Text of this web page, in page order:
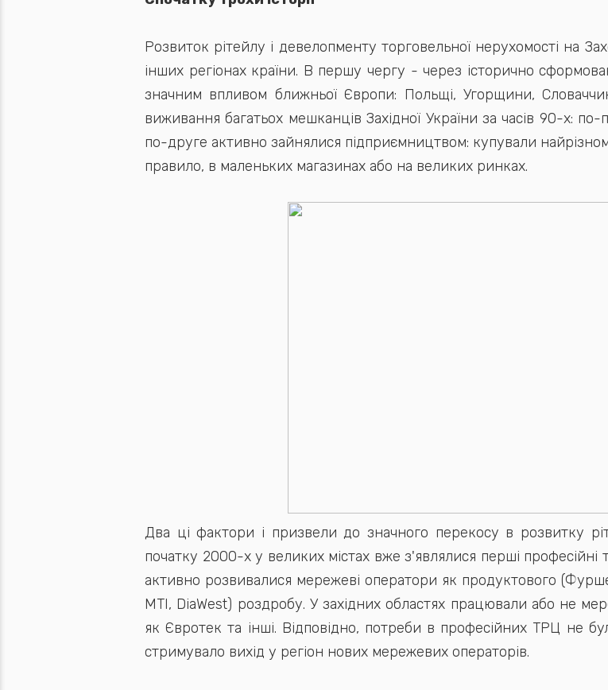
Розвиток рітейлу і девелопменту торговельної нерухомості на
інших регіонах країни. В першу чергу - через історично
значним впливом ближньої Європи: Польщі, Угорщини,
виживання багатьох мешканців Західної України за часів 90-х:
по-друге активно зайнялися підприємництвом: купували
правило, в маленьких магазинах або на великих ринках.
Два ці фактори і призвели до значного перекосу в розвитку
початку 2000-х у великих містах вже з'являлися перші
активно розвивалися мережеві оператори як продуктового
MTI, DiaWest) роздробу. У західних областях працювали або не
як Євротек та інші. Відповідно, потреби в професійних ТРЦ не
стримувало вихід у регіон нових мережевих операторів.